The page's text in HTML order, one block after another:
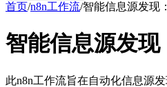
首页/n8n工作流/智能信息源发现
智能信息源发
此n8n工作流旨在自动化信息源